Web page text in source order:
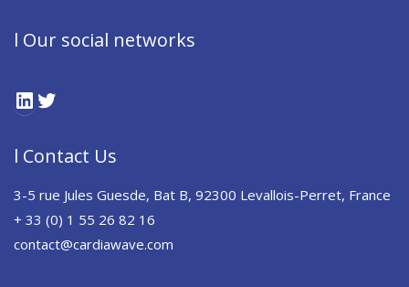
l Our social networks
LinkedIn
l Contact Us
3-5 rue Jules Guesde, Bat B, 92300 Levallois-Perret, France
+ 33 (0) 1 55 26 82 16
contact@cardiawave.com